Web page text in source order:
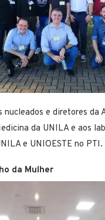
e diretores da
da UNILA e aos
e UNIOESTE no PTI.
da Mulher